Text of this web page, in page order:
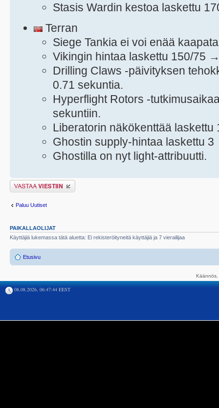
Stasis Wardin kestoa laskettu
Terran
Siege Tankia ei voi enää
Vikingin hintaa laskettu 150/75
Drilling Claws -päivityksen
0.71 sekuntia.
Hyperflight Rotors -
sekuntiin.
Liberatorin näkökenttää
Ghostin supply-hintaa laskettu
Ghostilla on nyt light-attribuutti.
Lähetä vastaus
Paluu Uutiset
PAIKALLAOLIJAT
Käyttäjiä lukemassa tätä aluetta: Ei rekisteröityneitä käyttäjiä ja 7 vierailijaa
Etusivu
08.08.2026, 06:47:44 EEST